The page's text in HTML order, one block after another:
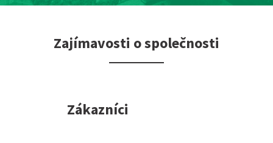
Zajímavosti o společnosti
Zákazníci